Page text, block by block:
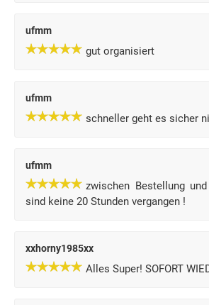
ufmm
gut organisiert
ufmm
schneller geht es sicher
ufmm
zwischen Bestellung
sind keine 20 Stunden vergangen !
xxhorny1985xx
Alles Super! SOFORT